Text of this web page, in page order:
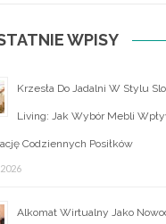
WPISY
Krzesła Do Jadalni W Stylu
Living: Jak Wybór Mebli
Codziennych Posiłków
Alkomat Wirtualny Jako